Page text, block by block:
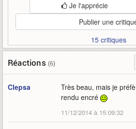
Je l'apprécie
Publier une
15 critiques
Réactions (6)
Clepsa
Très beau, mais je
rendu encré
11/12/2014 à 15:09:32